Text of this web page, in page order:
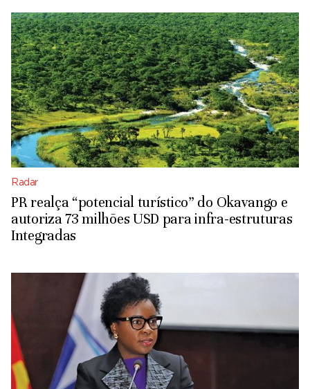
Radar
PR realça “potencial turístico” do Okavango e
autoriza 73 milhões USD para infra-estruturas
Integradas